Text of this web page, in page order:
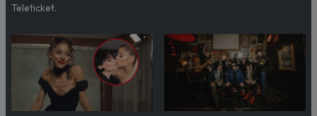
Teleticket.